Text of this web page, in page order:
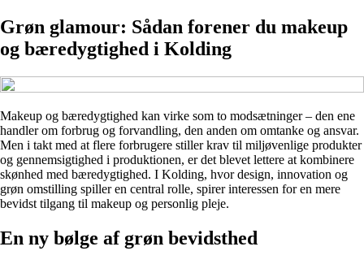
Grøn glamour: Sådan forener du makeup
og bæredygtighed i Kolding
Makeup og bæredygtighed kan virke som to modsætninger – den ene
handler om forbrug og forvandling, den anden om omtanke og ansvar.
Men i takt med at flere forbrugere stiller krav til miljøvenlige produkter
og gennemsigtighed i produktionen, er det blevet lettere at kombinere
skønhed med bæredygtighed. I Kolding, hvor design, innovation og
grøn omstilling spiller en central rolle, spirer interessen for en mere
bevidst tilgang til makeup og personlig pleje.
En ny bølge af grøn bevidsthed